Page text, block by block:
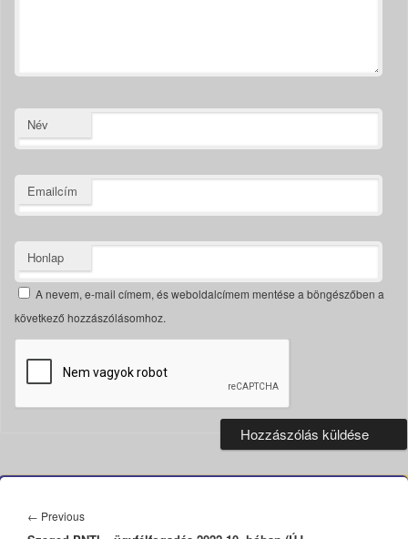
Név
Emailcím
Honlap
A nevem, e-mail címem, és weboldalcímem mentése a böngészőben a
következő hozzászólásomhoz.
navigáció
← PreviousPrevious